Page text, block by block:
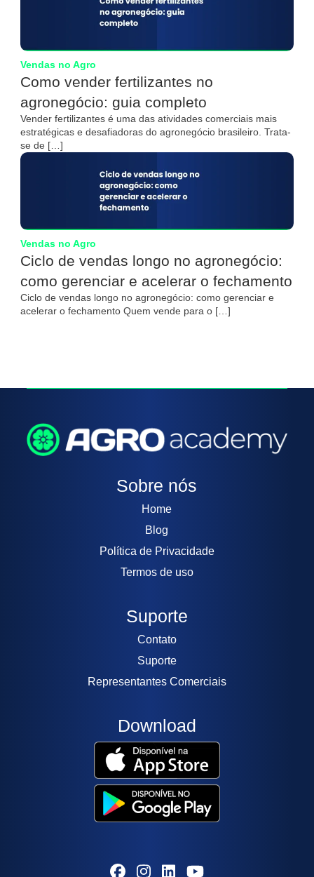
Vendas no Agro
Como vender fertilizantes no
agronegócio: guia completo
Vender fertilizantes é uma das atividades comerciais mais
estratégicas e desafiadoras do agronegócio brasileiro. Trata-
se de […]
Vendas no Agro
Ciclo de vendas longo no agronegócio:
como gerenciar e acelerar o fechamento
Ciclo de vendas longo no agronegócio: como gerenciar e
acelerar o fechamento Quem vende para o […]
Sobre nós
Home
Blog
Política de Privacidade
Termos de uso
Suporte
Contato
Suporte
Representantes Comerciais
Download